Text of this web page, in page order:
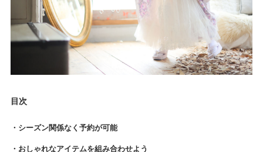
目次
・シーズン関係なく予約が可能
・おしゃれなアイテムを組み合わせよう